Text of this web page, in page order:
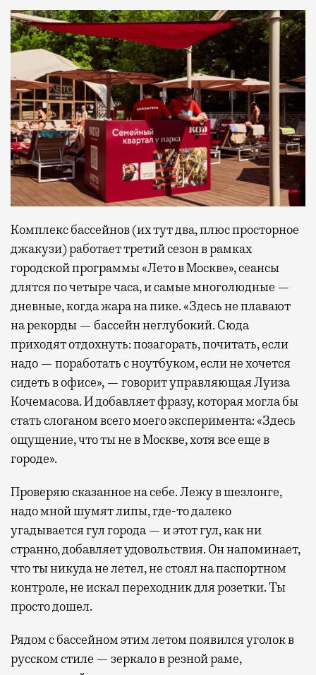
Комплекс бассейнов (их тут два, плюс просторное
джакузи) работает третий сезон в рамках
городской программы «Лето в Москве», сеансы
длятся по четыре часа, и самые многолюдные —
дневные, когда жара на пике. «Здесь не плавают
на рекорды — бассейн неглубокий. Сюда
приходят отдохнуть: позагорать, почитать, если
надо — поработать с ноутбуком, если не хочется
сидеть в офисе», — говорит управляющая Луиза
Кочемасова. И добавляет фразу, которая могла бы
стать слоганом всего моего эксперимента: «Здесь
ощущение, что ты не в Москве, хотя все еще в
городе».
Проверяю сказанное на себе. Лежу в шезлонге,
надо мной шумят липы, где-то далеко
угадывается гул города — и этот гул, как ни
странно, добавляет удовольствия. Он напоминает,
что ты никуда не летел, не стоял на паспортном
контроле, не искал переходник для розетки. Ты
просто дошел.
Рядом с бассейном этим летом появился уголок в
русском стиле — зеркало в резной раме,